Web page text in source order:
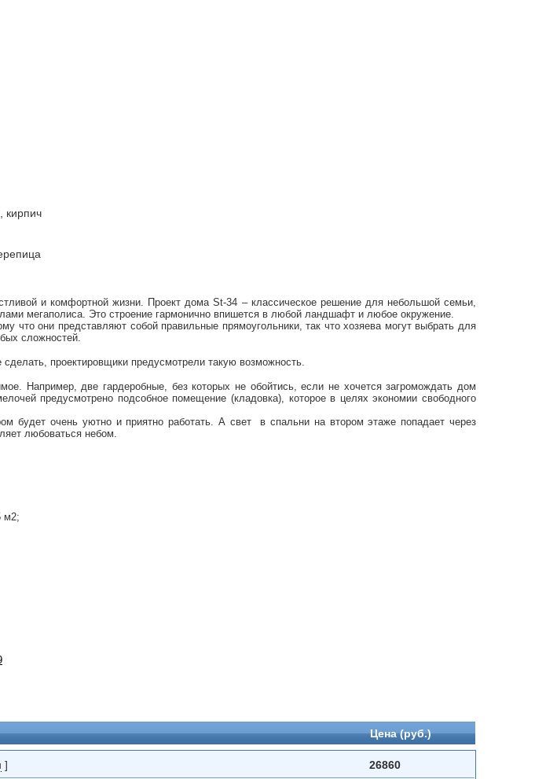
кирпич
и комфортной жизни. Проект дома St-34 – классическое решение для небольшой семьи,
мегаполиса. Это строение гармонично впишется в любой ландшафт и любое окружение.
что они представляют собой правильные прямоугольники, так что хозяева могут выбрать для
сложностей.
проектировщики предусмотрели такую возможность.
Например, две гардеробные, без которых не обойтись, если не хочется загромождать дом
предусмотрено подсобное помещение (кладовка), которое в целях экономии свободного
будет очень уютно и приятно работать. А свет в спальни на втором этаже попадает через
любоваться небом.
м2;
Цена (руб.)
] 26860